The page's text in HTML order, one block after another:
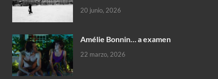
20 junio, 2026
Amélie Bonnin… a examen
22 marzo, 2026